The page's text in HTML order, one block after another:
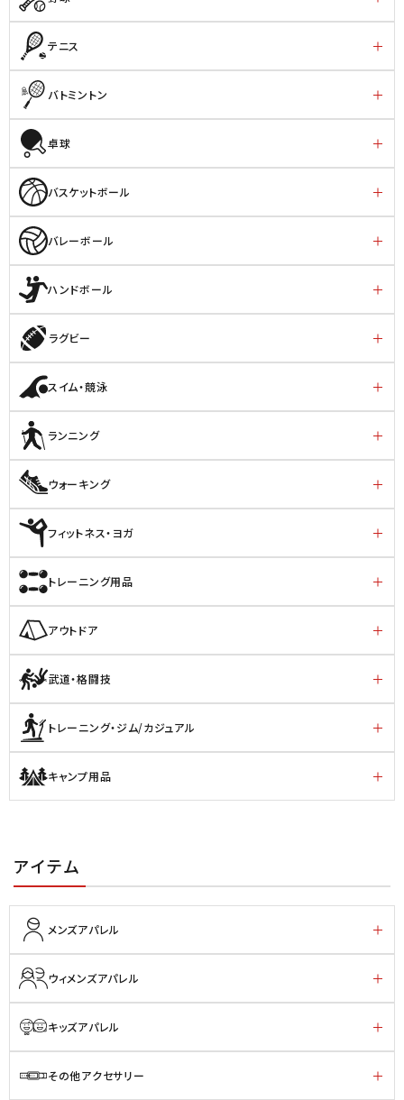
テニス
バトミントン
卓球
バスケットボール
バレーボール
ハンドボール
ラグビー
スイム・競泳
ランニング
ウォーキング
フィットネス・ヨガ
トレーニング用品
アウトドア
武道・格闘技
トレーニング・ジム/カジュアル
キャンプ用品
アイテム
メンズアパレル
ウィメンズアパレル
キッズアパレル
その他アクセサリー